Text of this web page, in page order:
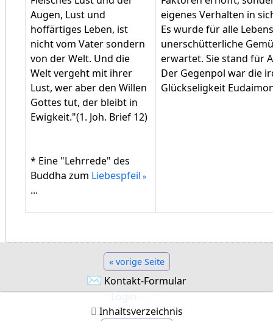
Augen, Lust und
hoffärtiges Leben, ist
nicht vom Vater sondern
von der Welt. Und die
Welt vergeht mit ihrer
Lust, wer aber den Willen
Gottes tut, der bleibt in
Ewigkeit."(1. Joh. Brief 12)
* Eine "Lehrrede" des
Buddha zum Liebespfeil
...
eigenes Verhalten in
Es wurde für alle
unerschütterliche
erwartet. Sie stand für
Der Gegenpol war die
Glückseligkeit
« vorige Seite
✉ Kontakt-Formular
LoginVo-: 1
Inhaltsverzeichnis